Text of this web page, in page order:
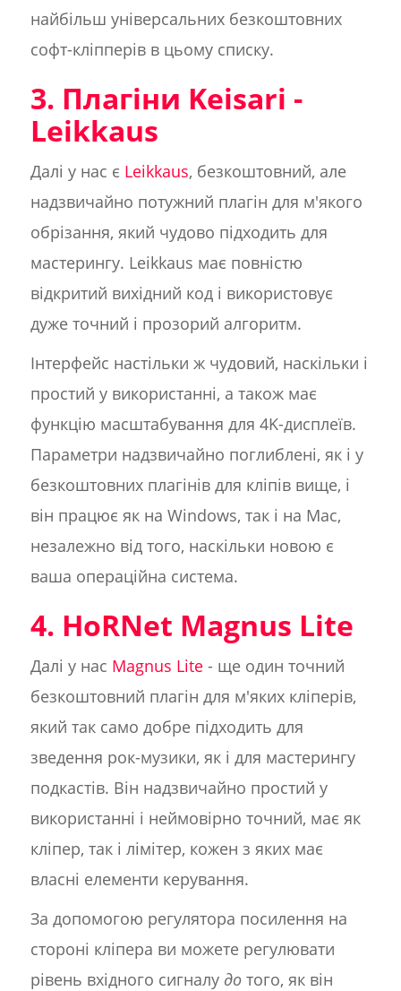
найбільш універсальних безкоштовних
софт-кліпперів в цьому списку.
3. Плагіни Keisari -
Leikkaus
Далі у нас є Leikkaus, безкоштовний, але
надзвичайно потужний плагін для м'якого
обрізання, який чудово підходить для
мастерингу. Leikkaus має повністю
відкритий вихідний код і використовує
дуже точний і прозорий алгоритм.
Інтерфейс настільки ж чудовий, наскільки і
простий у використанні, а також має
функцію масштабування для 4K-дисплеїв.
Параметри надзвичайно поглиблені, як і у
безкоштовних плагінів для кліпів вище, і
він працює як на Windows, так і на Mac,
незалежно від того, наскільки новою є
ваша операційна система.
4. HoRNet Magnus Lite
Далі у нас Magnus Lite- ще один точний
безкоштовний плагін для м'яких кліперів,
який так само добре підходить для
зведення рок-музики, як і для мастерингу
подкастів. Він надзвичайно простий у
використанні і неймовірно точний, має як
кліпер, так і лімітер, кожен з яких має
власні елементи керування.
За допомогою регулятора посилення на
стороні кліпера ви можете регулювати
рівень вхідного сигналу дотого, як він